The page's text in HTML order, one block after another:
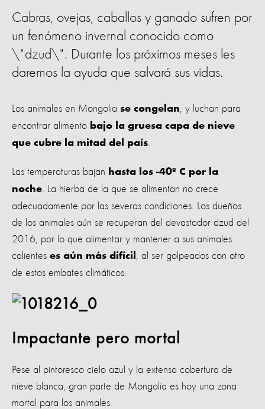
Cabras, ovejas, caballos y ganado sufren por
un fenómeno invernal conocido como
\"dzud\". Durante los próximos meses les
daremos la ayuda que salvará sus vidas.
Los animales en Mongolia se congelan , y luchan para
encontrar alimento bajo la gruesa capa de nieve
que cubre la mitad del país
Las temperaturas bajan hasta los -40º C por la
noche . La hierba de la que se alimentan no crece
adecuadamente por las severas condiciones. Los dueños
de los animales aún se recuperan del devastador dzud del
2016, por lo que alimentar y mantener a sus animales
calientes es aún más difícil
, al ser golpeados con otro
de estos embates climáticos.
Impactante pero mortal
Pese al pintoresco cielo azul y la extensa cobertura de
nieve blanca, gran parte de Mongolia es hoy una zona
mortal para los animales.